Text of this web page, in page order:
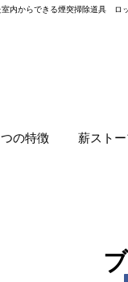
内からできる煙突掃除道具 ロ
つの特徴 薪スト